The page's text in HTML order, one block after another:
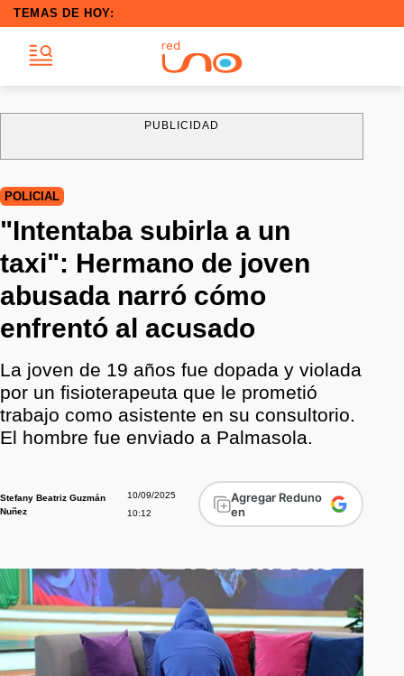
TEMAS DE HOY:
PUBLICIDAD
POLICIAL
"​​​​​​​Intentaba subirla a un
taxi": Hermano de joven
abusada narró cómo
enfrentó al acusado
La joven de 19 años fue dopada y violada
por un fisioterapeuta que le prometió
trabajo como asistente en su consultorio.
El hombre fue enviado a Palmasola.
Stefany Beatriz Guzmán
Nuñez
10/09/2025
10:12
Agregar Reduno
en